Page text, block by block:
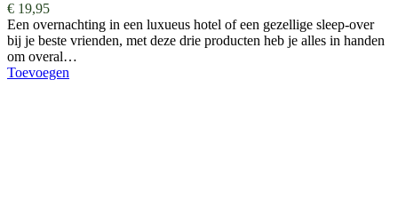
€ 19,95
Een overnachting in een luxueus hotel of een gezellige sleep-over
bij je beste vrienden, met deze drie producten heb je alles in handen
om overal…
Toevoegen